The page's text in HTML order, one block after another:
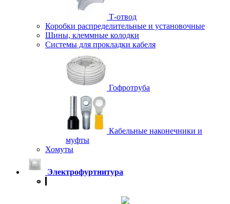
Т-отвод
Коробки распределительные и установочные
Шины, клеммные колодки
Системы для прокладки кабеля
Гофротруба
Кабельные наконечники и
муфты
Хомуты
Электрофуртнитура